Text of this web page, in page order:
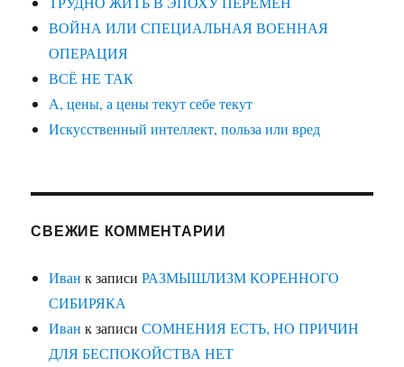
ВОЙНА ИЛИ СПЕЦИАЛЬНАЯ ВОЕННАЯ
ОПЕРАЦИЯ
ВСЁ НЕ ТАК
А, цены, а цены текут себе текут
Искусственный интеллект, польза или вред
СВЕЖИЕ КОММЕНТАРИИ
Иван к записиРАЗМЫШЛИЗМ КОРЕННОГО
СИБИРЯКА
Иван к записиСОМНЕНИЯ ЕСТЬ, НО ПРИЧИН
ДЛЯ БЕСПОКОЙСТВА НЕТ